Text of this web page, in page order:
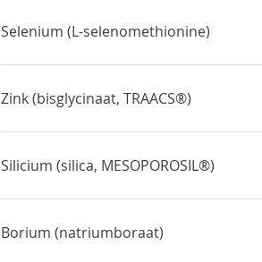
Selenium (L-selenomethionine)
Zink (bisglycinaat, TRAACS®)
Silicium (silica, MESOPOROSIL®)
Borium (natriumboraat)